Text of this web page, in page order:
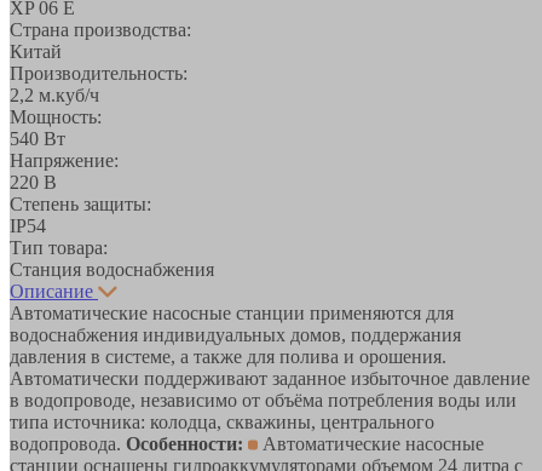
XP 06 E
Страна производства:
Китай
Производительность:
2,2 м.куб/ч
Мощность:
540 Вт
Напряжение:
220 В
Степень защиты:
IP54
Тип товара:
Станция водоснабжения
Описание
Автоматические насосные станции применяются для
водоснабжения индивидуальных домов, поддержания
давления в системе, а также для полива и орошения.
Автоматически поддерживают заданное избыточное давление
в водопроводе, независимо от объёма потребления воды или
типа источника: колодца, скважины, центрального
водопровода. Особенности:
Автоматические насосные
станции оснащены гидроаккумуляторами объемом 24 литра с